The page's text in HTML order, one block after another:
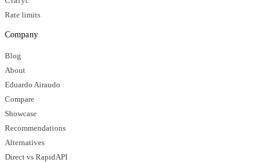
Rate limits
Company
Blog
About
Eduardo Airaudo
Compare
Showcase
Recommendations
Alternatives
Direct vs RapidAPI